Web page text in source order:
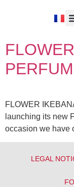
FLOWER
launching its new
occasion we have
LEGAL